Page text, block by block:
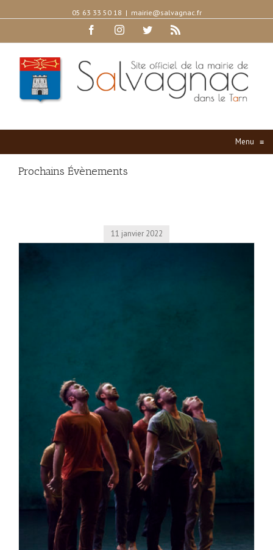
05 63 33 50 18 | mairie@salvagnac.fr
FacebookInstagramTwitter
Menu ≡
Prochains Évènements
11 janvier 2022